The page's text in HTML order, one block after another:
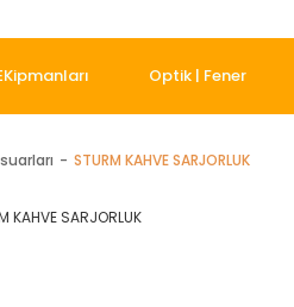
Optik | Fener
STURM KAHVE SARJORLUK